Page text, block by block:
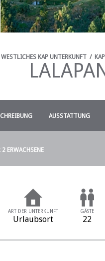
WESTLICHES KAP UNTERKUNFT /
AUSSTATTUNG
ERWACHSENE
ART DER UNTERKUNFT
Urlaubsort
GÄSTE
22